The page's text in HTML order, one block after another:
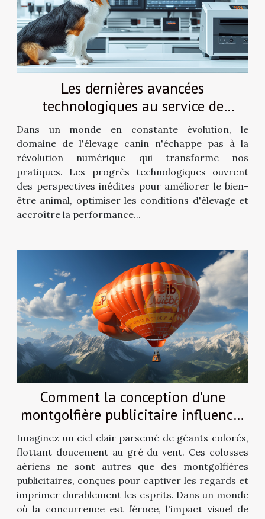
Les dernières avancées
technologiques au service de
l'élevage canin
Dans un monde en constante évolution, le
domaine de l'élevage canin n'échappe pas à la
révolution numérique qui transforme nos
pratiques. Les progrès technologiques ouvrent
des perspectives inédites pour améliorer le bien-
être animal, optimiser les conditions d'élevage et
accroître la performance...
Comment la conception d'une
montgolfière publicitaire influence-
t-elle son impact visuel
Imaginez un ciel clair parsemé de géants colorés,
flottant doucement au gré du vent. Ces colosses
aériens ne sont autres que des montgolfières
publicitaires, conçues pour captiver les regards et
imprimer durablement les esprits. Dans un monde
où la concurrence est féroce, l'impact visuel de